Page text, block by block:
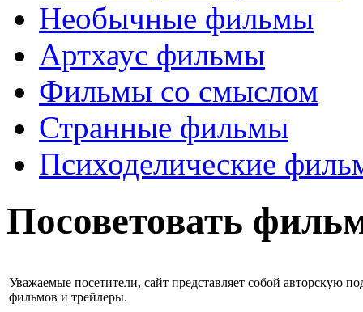
Необычные фильмы
Артхаус фильмы
Фильмы со смыслом
Странные фильмы
Психоделические
Посоветовать
Уважаемые посетители, сайт представляет собой авторскую
фильмов и трейлеры.